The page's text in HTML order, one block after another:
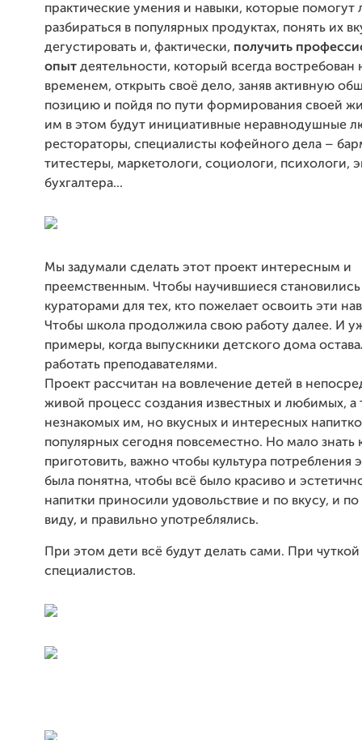
практические умения и навыки, которые помогут
разбираться в популярных продуктах, понять их
дегустировать и, фактически, получить
опыт деятельности, который всегда востребован
временем, открыть своё дело, заняв активную
позицию и пойдя по пути формирования своей
им в этом будут инициативные неравнодушные
рестораторы, специалисты кофейного дела –
титестеры, маркетологи, социологи, психологи,
бухгалтера...
Мы задумали сделать этот проект интересным и
преемственным. Чтобы научившиеся
кураторами для тех, кто пожелает освоить эти
Чтобы школа продолжила свою работу далее. И
примеры, когда выпускники детского дома
работать преподавателями.
Проект рассчитан на вовлечение детей в
живой процесс создания известных и любимых, а
незнакомых им, но вкусных и интересных
популярных сегодня повсеместно. Но мало знать
приготовить, важно чтобы культура потребления
была понятна, чтобы всё было красиво и
напитки приносили удовольствие и по вкусу, и
виду, и правильно употреблялись.
При этом дети всё будут делать сами. При
специалистов.